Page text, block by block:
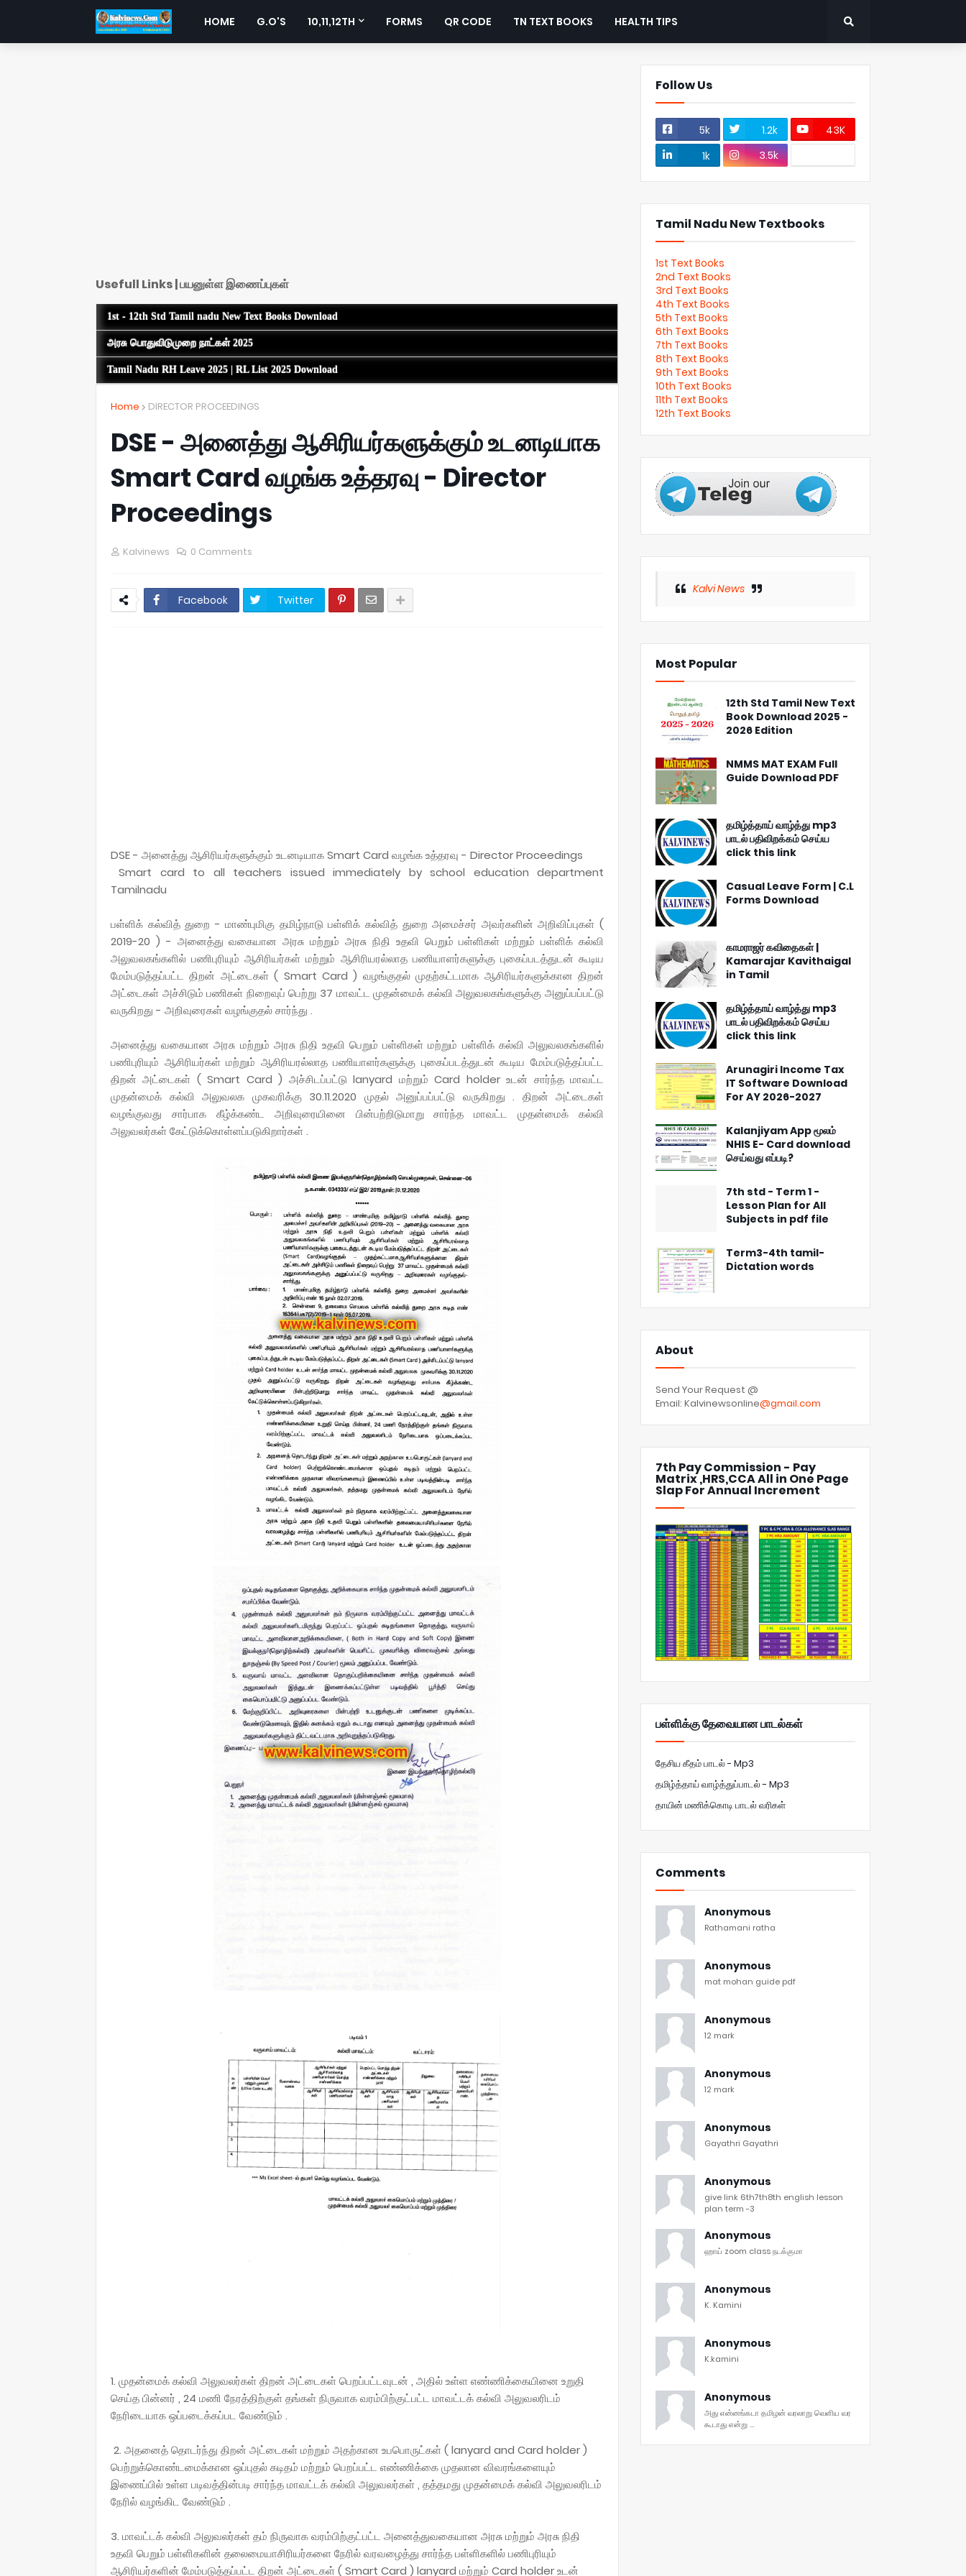
HOME G.O'S 10,11,12TH FORMS QR CODE TN TEXT BOOKS HEALTH TIPS
Usefull Links | பயனுள்ள இணைப்புகள்
1st - 12th Std Tamil nadu New Text Books Download
அரசு பொதுவிடுமுறை நாட்கள் 2025
Tamil Nadu RH Leave 2025 | RL List 2025 Download
Home DIRECTOR PROCEEDINGS
DSE - அனைத்து ஆசிரியர்களுக்கும் உடனடியாக
Smart Card வழங்க உத்தரவு - Director
Proceedings
Kalvinews 0 Comments
Facebook Twitter
DSE - அனைத்து ஆசிரியர்களுக்கும் உடனடியாக Smart Card வழங்க உத்தரவு - Director Proceedings
Smart card to all teachers issued immediately by school education department
Tamilnadu
பள்ளிக் கல்வித் துறை - மாண்புமிகு தமிழ்நாடு பள்ளிக் கல்வித் துறை அமைச்சர் அவர்களின் அறிவிப்புகள் (
2019-20 ) - அனைத்து வகையான அரசு மற்றும் அரசு நிதி உதவி பெறும் பள்ளிகள் மற்றும் பள்ளிக் கல்வி
அலுவலகங்களில் பணிபுரியும் ஆசிரியர்கள் மற்றும் ஆசிரியரல்லாத பணியாளர்களுக்கு புகைப்படத்துடன் கூடிய
மேம்படுத்தப்பட்ட திறன் அட்டைகள் ( Smart Card ) வழங்குதல் முதற்கட்டமாக ஆசிரியர்களுக்கான திறன்
அட்டைகள் அச்சிடும் பணிகள் நிறைவுப் பெற்று 37 மாவட்ட முதன்மைக் கல்வி அலுவலகங்களுக்கு அனுப்பப்பட்டு
வருகிறது - அறிவுரைகள் வழங்குதல் சார்ந்து .
அனைத்து வகையான அரசு மற்றும் அரசு நிதி உதவி பெறும் பள்ளிகள் மற்றும் பள்ளிக் கல்வி அலுவலகங்களில்
பணிபுரியும் ஆசிரியர்கள் மற்றும் ஆசிரியரல்லாத பணியாளர்களுக்கு புகைப்படத்துடன் கூடிய மேம்படுத்தப்பட்ட
திறன் அட்டைகள் ( Smart Card ) அச்சிடப்பட்டு lanyard மற்றும் Card holder உடன் சார்ந்த மாவட்ட
முதன்மைக் கல்வி அலுவலக முகவரிக்கு 30.11.2020 முதல் அனுப்பப்பட்டு வருகிறது . திறன் அட்டைகள்
வழங்குவது சார்பாக கீழ்க்கண்ட அறிவுரையினை பின்பற்றிடுமாறு சார்ந்த மாவட்ட முதன்மைக் கல்வி
அலுவலர்கள் கேட்டுக்கொள்ளப்படுகிறார்கள் .
1. முதன்மைக் கல்வி அலுவலர்கள் திறன் அட்டைகள் பெறப்பட்டவுடன் , அதில் உள்ள எண்ணிக்கையினை உறுதி
செய்த பின்னர் , 24 மணி நேரத்திற்குள் தங்கள் நிருவாக வரம்பிற்குட்பட்ட மாவட்டக் கல்வி அலுவலரிடம்
நேரிடையாக ஒப்படைக்கப்பட வேண்டும் .
2. அதனைத் தொடர்ந்து திறன் அட்டைகள் மற்றும் அதற்கான உபபொருட்கள் ( lanyard and Card holder )
பெற்றுக்கொண்டமைக்கான ஒப்புதல் கடிதம் மற்றும் பெறப்பட்ட எண்ணிக்கை முதலான விவரங்களையும்
இணைப்பில் உள்ள படிவத்தின்படி சார்ந்த மாவட்டக் கல்வி அலுவலர்கள் , தத்தமது முதன்மைக் கல்வி அலுவலரிடம்
நேரில் வழங்கிட வேண்டும் .
3. மாவட்டக் கல்வி அலுவலர்கள் தம் நிருவாக வரம்பிற்குட்பட்ட அனைத்துவகையான அரசு மற்றும் அரசு நிதி
உதவி பெறும் பள்ளிகளின் தலைமையாசிரியர்களை நேரில் வரவழைத்து சார்ந்த பள்ளிகளில் பணிபுரியும்
ஆசிரியர்களின் மேம்படுத்தப்பட்ட திறன் அட்டைகள் ( Smart Card ) lanyard மற்றும் Card holder உடன்
Follow Us
5k 1.2k
43K
1k
3.5k
Tamil Nadu New Textbooks
1st Text Books
2nd Text Books
3rd Text Books
4th Text Books
5th Text Books
6th Text Books
7th Text Books
8th Text Books
9th Text Books
10th Text Books
11th Text Books
12th Text Books
Kalvi News
Most Popular
12th Std Tamil New Text
Book Download 2025 -
2026 Edition
NMMS MAT EXAM Full
Guide Download PDF
தமிழ்த்தாய் வாழ்த்து mp3
பாடல் பதிவிறக்கம் செய்ய
click this link
Casual Leave Form | C.L
Forms Download
காமராஜர் கவிதைகள் |
Kamarajar Kavithaigal
in Tamil
தமிழ்த்தாய் வாழ்த்து mp3
பாடல் பதிவிறக்கம் செய்ய
click this link
Arunagiri Income Tax
IT Software Download
For AY 2026-2027
Kalanjiyam App மூலம்
NHIS E- Card download
செய்வது எப்படி?
7th std - Term 1 -
Lesson Plan for All
Subjects in pdf file
Term3-4th tamil-
Dictation words
About
Send Your Request @
Email: Kalvinewsonline@gmail.com
7th Pay Commission - Pay
Matrix ,HRS,CCA All in One Page
Slap For Annual Increment
பள்ளிக்கு தேவையான பாடல்கள்
தேசிய கீதம் பாடல் - Mp3
தமிழ்த்தாய் வாழ்த்துப்பாடல் - Mp3
தாயின் மணிக்கொடி பாடல் வரிகள்
Comments
Anonymous
Rathamani ratha
Anonymous
mat mohan guide pdf
Anonymous
12 mark
Anonymous
12 mark
Anonymous
Gayathri Gayathri
Anonymous
give link 6th7th8th english lesson
plan term -3
Anonymous
ஹாய் zoom class நடக்குமா
Anonymous
K. Kamini
Anonymous
K.kamini
Anonymous
அது என்னங்கடா தமிழன் வரலாறு வெளிய வர
கூடாது என்று ...